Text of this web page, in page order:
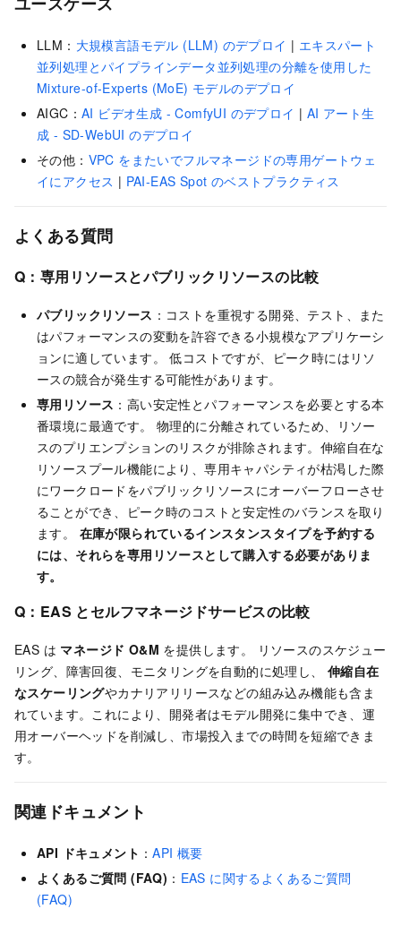
LLM： 大規模言語モデル (LLM) のデプロイ | エキスパート
並列処理とパイプラインデータ並列処理の分離を使用した
Mixture-of-Experts (MoE) モデルのデプロイ
AIGC： AI ビデオ生成 - ComfyUI のデプロイ | AI アート生
成 - SD-WebUI のデプロイ
その他： VPC をまたいでフルマネージドの専用ゲートウェ
イにアクセス | PAI-EAS Spot のベストプラクティス
よくある質問
Q：専用リソースとパブリックリソースの比較
パブリックリソース ：コストを重視する開発、テスト、また
はパフォーマンスの変動を許容できる小規模なアプリケーシ
ョンに適しています。 低コストですが、ピーク時にはリソ
ースの競合が発生する可能性があります。
専用リソース ：高い安定性とパフォーマンスを必要とする本
番環境に最適です。 物理的に分離されているため、リソー
スのプリエンプションのリスクが排除されます。伸縮自在な
リソースプール機能により、専用キャパシティが枯渇した際
にワークロードをパブリックリソースにオーバーフローさせ
ることができ、ピーク時のコストと安定性のバランスを取り
ます。 在庫が限られているインスタンスタイプを予約する
には、それらを専用リソースとして購入する必要がありま
す。
Q：EAS とセルフマネージドサービスの比較
EAS は マネージド O&M を提供します。 リソースのスケジュー
リング、障害回復、モニタリングを自動的に処理し、 伸縮自在
なスケーリングやカナリアリリースなどの組み込み機能も含ま
れています。これにより、開発者はモデル開発に集中でき、運
用オーバーヘッドを削減し、市場投入までの時間を短縮できま
す。
関連ドキュメント
API ドキュメント ：API 概要
よくあるご質問 (FAQ) ： EAS に関するよくあるご質問
(FAQ)